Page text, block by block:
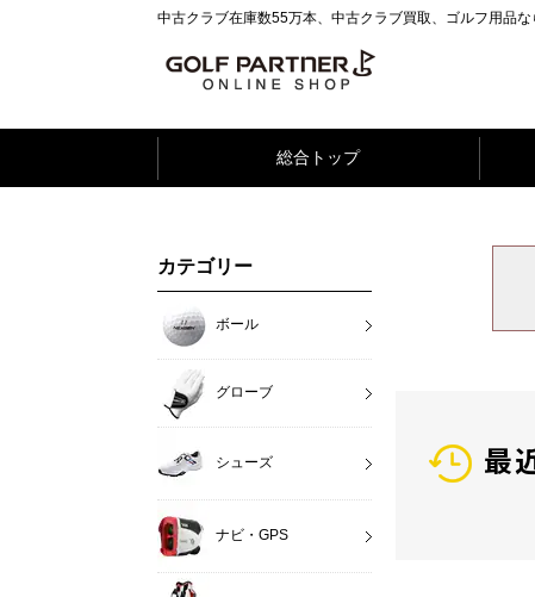
中古クラブ在庫数55万本、中古クラブ買取、ゴルフ用
総合トップ
最
カテゴリー
ボール
グローブ
シューズ
ナビ・GPS